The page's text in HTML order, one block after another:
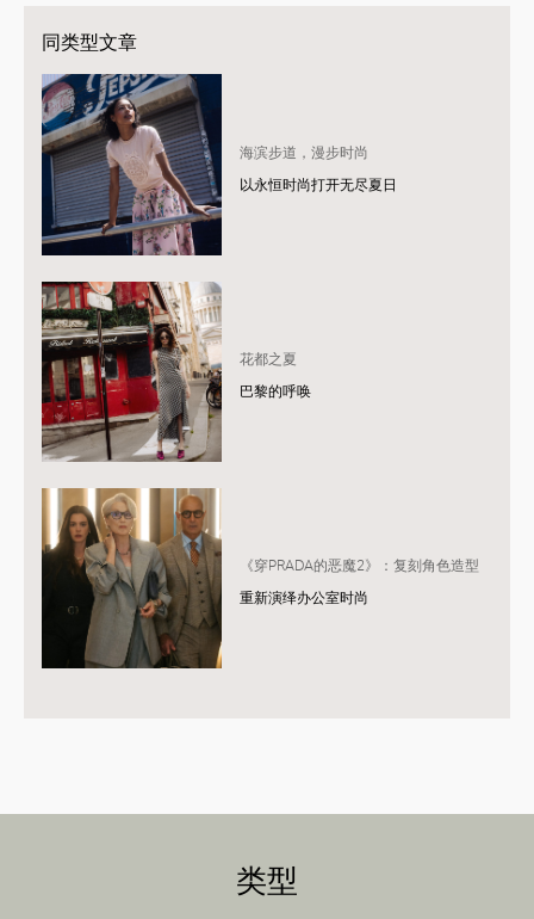
同类型文章
海滨步道，漫步时尚
以永恒时尚打开无尽夏日
花都之夏
巴黎的呼唤
《穿PRADA的恶魔2》：复刻角色造型
重新演绎办公室时尚
类型